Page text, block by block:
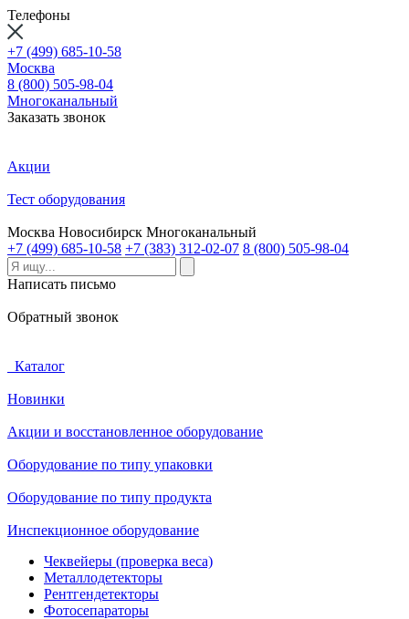
Телефоны
+7 (499) 685-10-58
Москва
8 (800) 505-98-04
Многоканальный
Заказать звонок
Акции
Тест оборудования
Москва Новосибирск Многоканальный
+7 (499) 685-10-58 +7 (383) 312-02-07 8 (800) 505-98-04
Написать письмо
Обратный звонок
Каталог
Новинки
Акции и восстановленное оборудование
Оборудование по типу упаковки
Оборудование по типу продукта
Инспекционное оборудование
Чеквейеры (проверка веса)
Металлодетекторы
Рентгендетекторы
Фотосепараторы